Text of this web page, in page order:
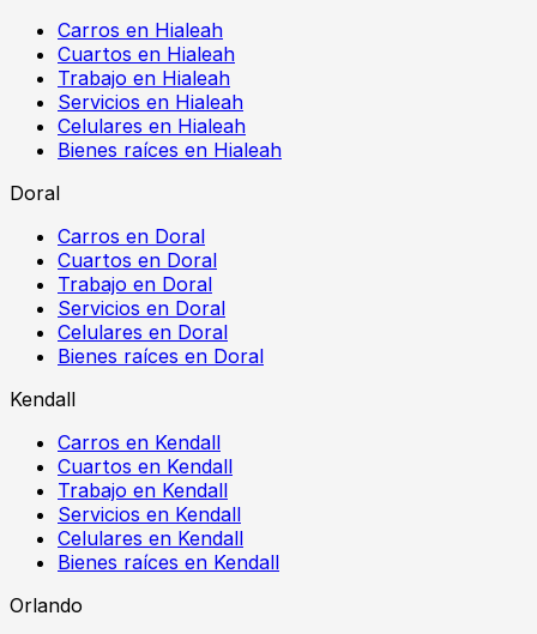
Carros en Hialeah
Cuartos en Hialeah
Trabajo en Hialeah
Servicios en Hialeah
Celulares en Hialeah
Bienes raíces en Hialeah
Doral
Carros en Doral
Cuartos en Doral
Trabajo en Doral
Servicios en Doral
Celulares en Doral
Bienes raíces en Doral
Kendall
Carros en Kendall
Cuartos en Kendall
Trabajo en Kendall
Servicios en Kendall
Celulares en Kendall
Bienes raíces en Kendall
Orlando